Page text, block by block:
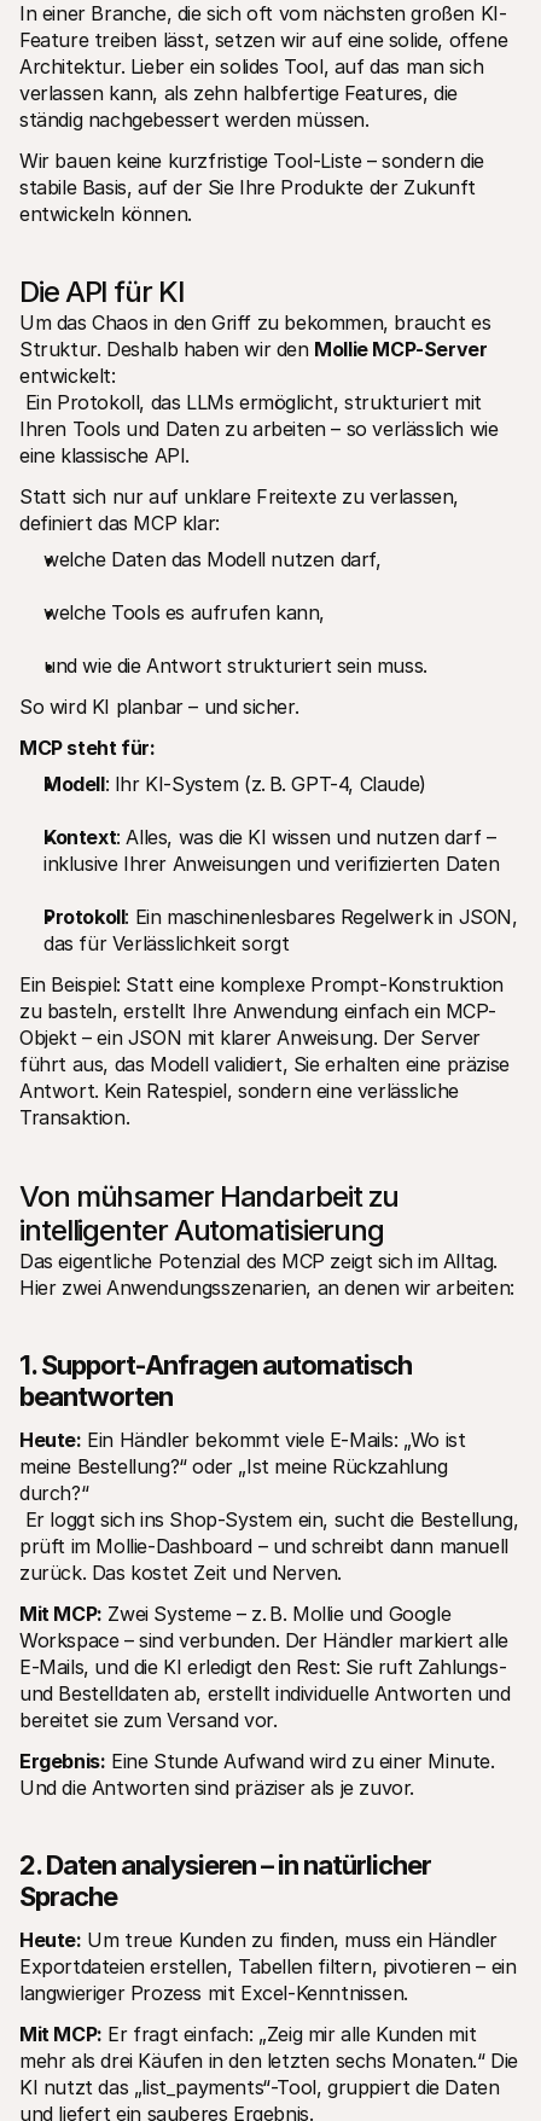
In einer Branche, die sich oft vom nächsten großen KI-
Feature treiben lässt, setzen wir auf eine solide, offene
Architektur. Lieber ein solides Tool, auf das man sich
verlassen kann, als zehn halbfertige Features, die
ständig nachgebessert werden müssen.
Wir bauen keine kurzfristige Tool-Liste – sondern die
stabile Basis, auf der Sie Ihre Produkte der Zukunft
entwickeln können.
Die API für KI
Um das Chaos in den Griff zu bekommen, braucht es
Struktur. Deshalb haben wir den Mollie MCP-Server
entwickelt:
Ihren Tools und Daten zu arbeiten – so verlässlich wie
eine klassische API.
Statt sich nur auf unklare Freitexte zu verlassen,
definiert das MCP klar:
welche Daten das Modell nutzen darf,
welche Tools es aufrufen kann,
und wie die Antwort strukturiert sein muss.
So wird KI planbar – und sicher.
MCP steht für:
Modell: Ihr KI-System (z. B. GPT-4, Claude)
Kontext: Alles, was die KI wissen und nutzen darf –
inklusive Ihrer Anweisungen und verifizierten Daten
Protokoll: Ein maschinenlesbares Regelwerk in JSON,
das für Verlässlichkeit sorgt
Ein Beispiel: Statt eine komplexe Prompt-Konstruktion
zu basteln, erstellt Ihre Anwendung einfach ein MCP-
Objekt – ein JSON mit klarer Anweisung. Der Server
führt aus, das Modell validiert, Sie erhalten eine präzise
Antwort. Kein Ratespiel, sondern eine verlässliche
Transaktion.
Von mühsamer Handarbeit zu
intelligenter Automatisierung
Das eigentliche Potenzial des MCP zeigt sich im Alltag.
Hier zwei Anwendungsszenarien, an denen wir arbeiten:
1. Support-Anfragen automatisch
beantworten
Heute: Ein Händler bekommt viele E-Mails: „Wo ist
meine Bestellung?“ oder „Ist meine Rückzahlung
durch?“
prüft im Mollie-Dashboard – und schreibt dann manuell
zurück. Das kostet Zeit und Nerven.
Mit MCP: Zwei Systeme – z. B. Mollie und Google
Workspace – sind verbunden. Der Händler markiert alle
E-Mails, und die KI erledigt den Rest: Sie ruft Zahlungs-
und Bestelldaten ab, erstellt individuelle Antworten und
bereitet sie zum Versand vor.
Ergebnis: Eine Stunde Aufwand wird zu einer Minute.
Und die Antworten sind präziser als je zuvor.
2. Daten analysieren – in natürlicher
Sprache
Heute: Um treue Kunden zu finden, muss ein Händler
Exportdateien erstellen, Tabellen filtern, pivotieren – ein
langwieriger Prozess mit Excel-Kenntnissen.
Mit MCP: Er fragt einfach: „Zeig mir alle Kunden mit
mehr als drei Käufen in den letzten sechs Monaten.“ Die
KI nutzt das „list_payments“-Tool, gruppiert die Daten
und liefert ein sauberes Ergebnis.